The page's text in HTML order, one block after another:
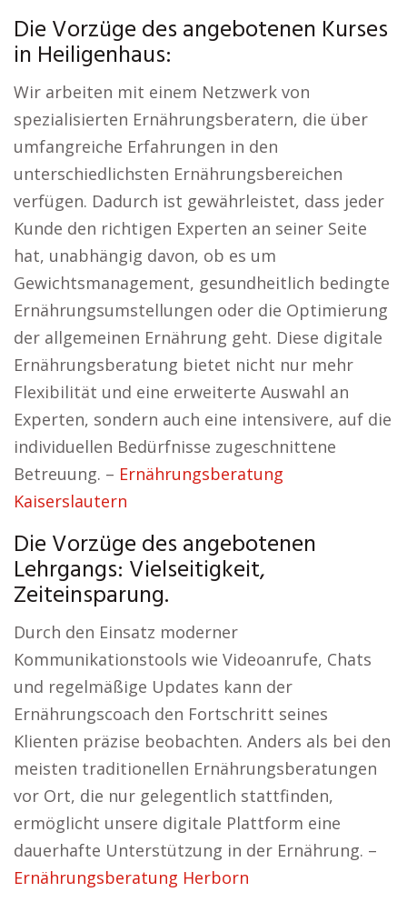
Die Vorzüge des angebotenen Kurses
in Heiligenhaus:
Wir arbeiten mit einem Netzwerk von
spezialisierten Ernährungsberatern, die über
umfangreiche Erfahrungen in den
unterschiedlichsten Ernährungsbereichen
verfügen. Dadurch ist gewährleistet, dass jeder
Kunde den richtigen Experten an seiner Seite
hat, unabhängig davon, ob es um
Gewichtsmanagement, gesundheitlich bedingte
Ernährungsumstellungen oder die Optimierung
der allgemeinen Ernährung geht. Diese digitale
Ernährungsberatung bietet nicht nur mehr
Flexibilität und eine erweiterte Auswahl an
Experten, sondern auch eine intensivere, auf die
individuellen Bedürfnisse zugeschnittene
Betreuung. – Ernährungsberatung
Kaiserslautern
Die Vorzüge des angebotenen
Lehrgangs: Vielseitigkeit,
Zeiteinsparung.
Durch den Einsatz moderner
Kommunikationstools wie Videoanrufe, Chats
und regelmäßige Updates kann der
Ernährungscoach den Fortschritt seines
Klienten präzise beobachten. Anders als bei den
meisten traditionellen Ernährungsberatungen
vor Ort, die nur gelegentlich stattfinden,
ermöglicht unsere digitale Plattform eine
dauerhafte Unterstützung in der Ernährung. –
Ernährungsberatung Herborn